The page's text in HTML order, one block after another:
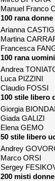
Manuel
100 rana donne
Arianna
Martina
100 rana uomini
Andrea
Luca
Claudio
100 stile libero
Giorgia
Giada
Elena
50 stile libero
Andrey
Marco
Sergey
200 misti donne